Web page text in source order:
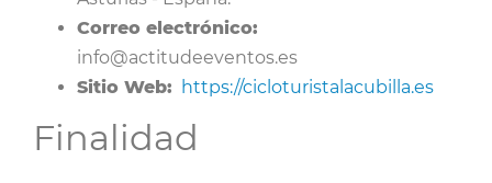
Correo electrónico:
info@actitudeeventos.es
Sitio Web: https://cicloturistalacubilla.es
Finalidad